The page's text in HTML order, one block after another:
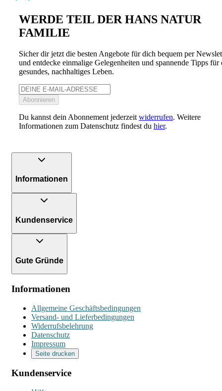
WERDE TEIL DER HANS NATUR
FAMILIE
Sicher dir jetzt die besten Angebote für dich bequem per
und entdecke einmalige Gelegenheiten und spannende Tipps für
gesundes, nachhaltiges Leben.
Abonnieren
Du kannst dein Abonnement jederzeit widerrufen. Weitere
Informationen zum Datenschutz findest du hier.
Informationen
Kundenservice
Gute Gründe
Informationen
Allgemeine Geschäftsbedingungen
Versand- und Lieferbedingungen
Widerrufsbelehrung
Datenschutz
Impressum
Seite drucken
Kundenservice